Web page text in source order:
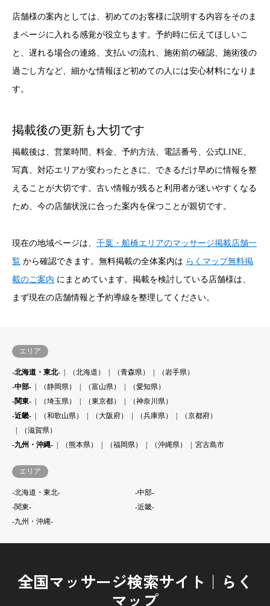
店舗様の案内としては、初めてのお客様に説明する内容をそのま
まページに入れる感覚が役立ちます。予約時に伝えてほしいこ
と、遅れる場合の連絡、支払いの流れ、施術前の確認、施術後の
過ごし方など、細かな情報ほど初めての人には安心材料になりま
す。
掲載後の更新も大切です
掲載後は、営業時間、料金、予約方法、電話番号、公式LINE、
写真、対応エリアが変わったときに、できるだけ早めに情報を整
えることが大切です。古い情報が残ると利用者が迷いやすくなる
ため、今の店舗状況に合った案内を保つことが親切です。
現在の地域ページは、 千葉・船橋エリアのマッサージ掲載店舗一
覧 から確認できます。無料掲載の全体案内は らくマップ無料掲
載のご案内 にまとめています。掲載を検討している店舗様は、
まず現在の店舗情報と予約導線を整理してください。
エリア
-北海道・東北- （北海道） （青森県）
（岩手県）
-中部-
（静岡県） （富山県）
（愛知県）
-関東-
（埼玉県） （東京都）
（神奈川県）
-近畿-
（和歌山県） （大阪府） （兵庫県）
（京都府）
（滋賀県）
-九州・沖縄-
（熊本県） （福岡県） （沖縄県） 宮古島市
エリア
-北海道・東北-
-中部-
-関東-
-近畿-
-九州・沖縄-
全国マッサージ検索サイト｜らく
マップ